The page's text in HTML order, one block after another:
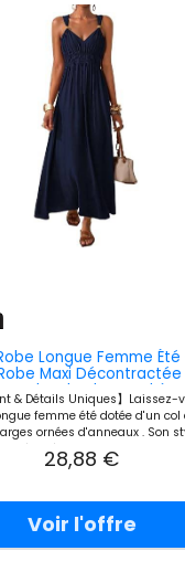
En raison des
votre écran, la couleur peut
différer.
Robe Longue Femme
Maxi Décontractée
Robe de Plage
Élastique pour
Bleu Marine M
& Détails Uniques】Laissez-
femme été dotée d'un
ornées d'anneaux . Son
évasée en A apportent une
à votre garde-robe estivale. 【
maxi souligne
les petites imperfections du
vos jambes pour une
à toutes les
28,88 €